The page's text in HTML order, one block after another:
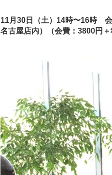
11月30日（土）14時〜16時
名古屋店内）（会費：3800円＋